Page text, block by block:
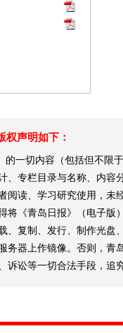
权声明如下：
的一切内容（包括但不限
、专栏目录与名称、内容
阅读、学习研究使用，未
将《青岛日报》（电子版
、复制、发行、制作光盘
务器上作镜像。否则，青
诉讼等一切合法手段，追